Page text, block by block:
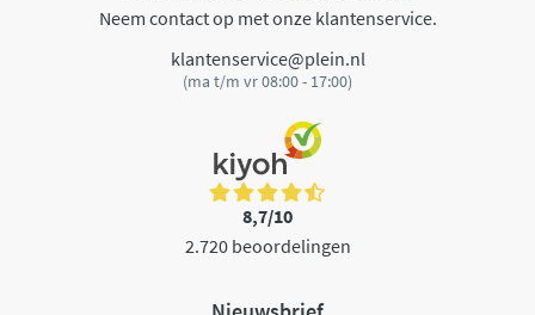
Neem contact op met onze klantenservice.
klantenservice@plein.nl
(ma t/m vr 08:00 - 17:00)
8,7/10
2.720 beoordelingen